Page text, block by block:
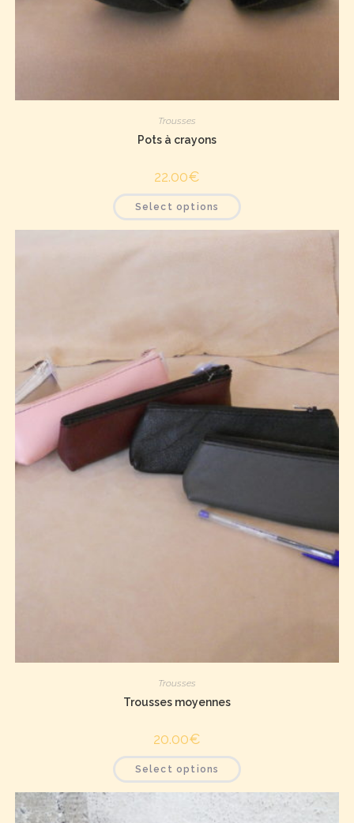
Trousses
Pots à crayons
22.00€
Select options
Trousses
Trousses moyennes
20.00€
Select options